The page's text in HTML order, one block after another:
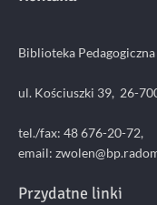
Biblioteka
ul. Kościuszki 39, 26-
tel./fax: 48 676-20-72,
email:
Przydatne linki